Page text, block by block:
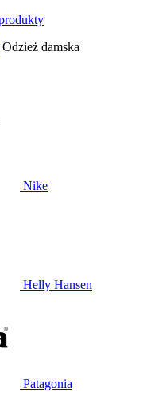
Odzież damska
Nike
Helly Hansen
Patagonia